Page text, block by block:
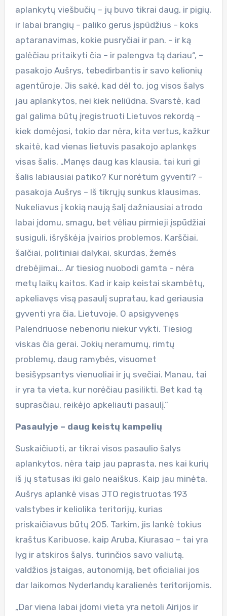
aplankytų viešbučių – jų buvo tikrai daug, ir pigių,
ir labai brangių – paliko gerus įspūdžius – koks
aptaranavimas, kokie pusryčiai ir pan. – ir ką
galėčiau pritaikyti čia – ir palengva tą dariau“, –
pasakojo Aušrys, tebedirbantis ir savo kelionių
agentūroje. Jis sakė, kad dėl to, jog visos šalys
jau aplankytos, nei kiek neliūdna. Svarstė, kad
gal galima būtų įregistruoti Lietuvos rekordą –
kiek domėjosi, tokio dar nėra, kita vertus, kažkur
skaitė, kad vienas lietuvis pasakojo aplankęs
visas šalis. „Manęs daug kas klausia, tai kuri gi
šalis labiausiai patiko? Kur norėtum gyventi? –
pasakoja Aušrys – Iš tikrųjų sunkus klausimas.
Nukeliavus į kokią naują šalį dažniausiai atrodo
labai įdomu, smagu, bet vėliau pirmieji įspūdžiai
susiguli, išryškėja įvairios problemos. Karščiai,
šalčiai, politiniai dalykai, skurdas, žemės
drebėjimai… Ar tiesiog nuobodi gamta – nėra
metų laikų kaitos. Kad ir kaip keistai skambėtų,
apkeliavęs visą pasaulį supratau, kad geriausia
gyventi yra čia, Lietuvoje. O apsigyvenęs
Palendriuose nebenoriu niekur vykti. Tiesiog
viskas čia gerai. Jokių neramumų, rimtų
problemų, daug ramybės, visuomet
besišypsantys vienuoliai ir jų svečiai. Manau, tai
ir yra ta vieta, kur norėčiau pasilikti. Bet kad tą
suprasčiau, reikėjo apkeliauti pasaulį.“
Pasaulyje – daug keistų kampelių
Suskaičiuoti, ar tikrai visos pasaulio šalys
aplankytos, nėra taip jau paprasta, nes kai kurių
iš jų statusas iki galo neaiškus. Kaip jau minėta,
Aušrys aplankė visas JTO registruotas 193
valstybes ir keliolika teritorijų, kurias
priskaičiavus būtų 205. Tarkim, jis lankė tokius
kraštus Karibuose, kaip Aruba, Kiurasao – tai yra
lyg ir atskiros šalys, turinčios savo valiutą,
valdžios įstaigas, autonomiją, bet oficialiai jos
dar laikomos Nyderlandų karalienės teritorijomis.
„Dar viena labai įdomi vieta yra netoli Airijos ir